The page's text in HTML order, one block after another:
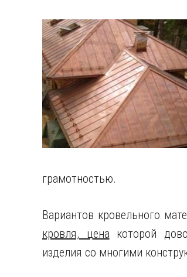
грамотностью.
Вариантов кровельного
кровля, ценакоторой
изделия со многими